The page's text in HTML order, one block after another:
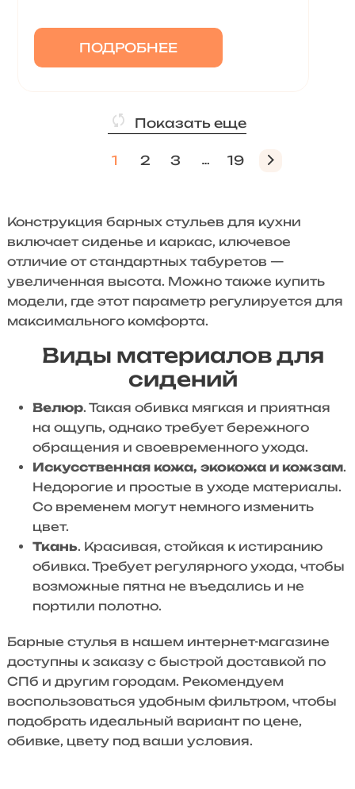
ПОДРОБНЕЕ
Показать еще
1 2 3 19
Конструкция барных стульев для кухни
включает сиденье и каркас, ключевое
отличие от стандартных табуретов —
увеличенная высота. Можно также купить
модели, где этот параметр регулируется для
максимального комфорта.
Виды материалов для
сидений
Велюр. Такая обивка мягкая и приятная
на ощупь, однако требует бережного
обращения и своевременного ухода.
Искусственная кожа, экокожа и кожзам.
Недорогие и простые в уходе материалы.
Со временем могут немного изменить
цвет.
Ткань. Красивая, стойкая к истиранию
обивка. Требует регулярного ухода, чтобы
возможные пятна не въедались и не
портили полотно.
Барные стулья в нашем интернет-магазине
доступны к заказу с быстрой доставкой по
СПб и другим городам. Рекомендуем
воспользоваться удобным фильтром, чтобы
подобрать идеальный вариант по цене,
обивке, цвету под ваши условия.